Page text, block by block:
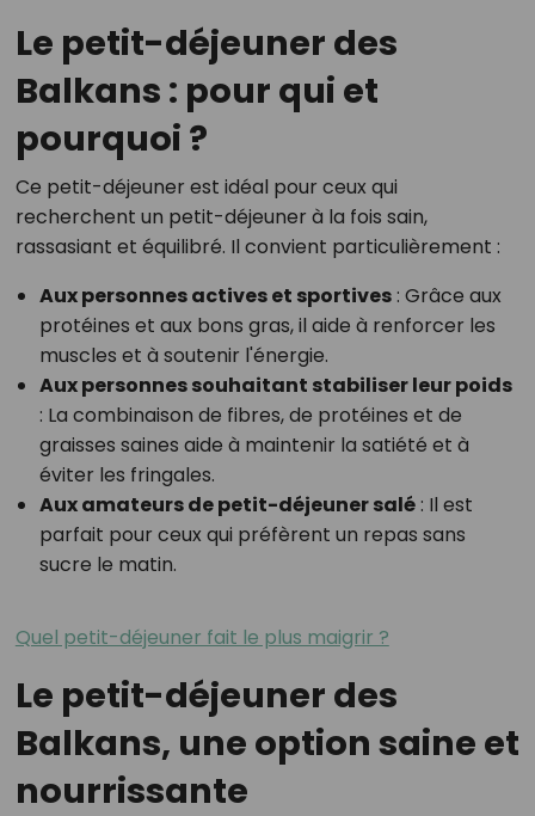
Le petit-déjeuner des
Balkans : pour qui et
pourquoi ?
Ce petit-déjeuner est idéal pour ceux qui
recherchent un petit-déjeuner à la fois sain,
rassasiant et équilibré. Il convient particulièrement :
Aux personnes actives et sportives: Grâce aux
protéines et aux bons gras, il aide à renforcer les
muscles et à soutenir l'énergie.
Aux personnes souhaitant stabiliser leur poids
: La combinaison de fibres, de protéines et de
graisses saines aide à maintenir la satiété et à
éviter les fringales.
Aux amateurs de petit-déjeuner salé: Il est
parfait pour ceux qui préfèrent un repas sans
sucre le matin.
Quel petit-déjeuner fait le plus maigrir ?
Le petit-déjeuner des
Balkans, une option saine et
nourrissante